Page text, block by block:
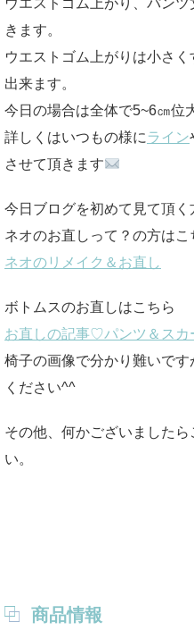
ウエストゴム上がり、パン
きます。
ウエストゴム上がりは小さ
出来ます。
今日の場合は全体で5~6㎝位
詳しくはいつもの様に ライン
させて頂きます
今日ブログを初めて見て頂く
ネオのお直しって？の方はこ
ネオのリメイク＆お直し
ボトムスのお直しはこちら
お直しの記事♡パンツ＆スカ
椅子の画像で分かり難いで
ください^^
その他、何かございましたら
い。
商品情報